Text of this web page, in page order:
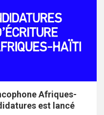
Afriques-
est lancé